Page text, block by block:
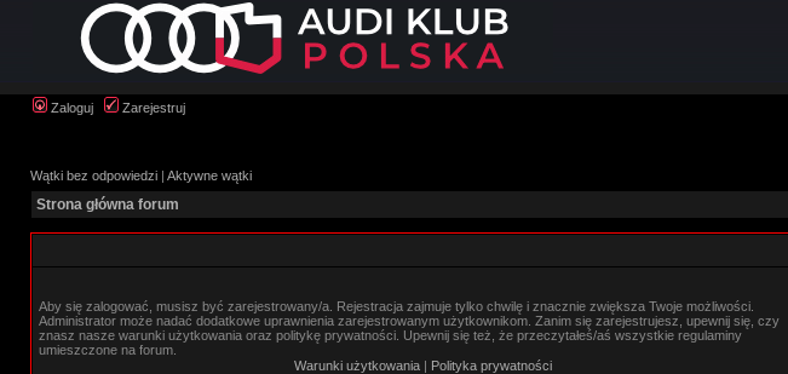
Zaloguj Zarejestruj
Wątki bez odpowiedzi | Aktywne wątki
Strona główna forum
Aby się zalogować, musisz być zarejestrowany/a. Rejestracja zajmuje tylko chwilę i znacznie zwiększa Twoje możliwości.
Administrator może nadać dodatkowe uprawnienia zarejestrowanym użytkownikom. Zanim się zarejestrujesz, upewnij się, czy
znasz nasze warunki użytkowania oraz politykę prywatności. Upewnij się też, że przeczytałeś/aś wszystkie regulaminy
umieszczone na forum.
Warunki użytkowania| Polityka prywatności